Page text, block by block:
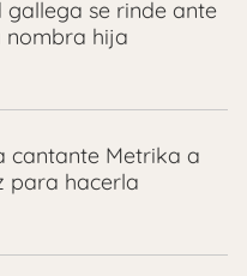
gallega se rinde ante
nombra hija
cantante Metrika a
para hacerla